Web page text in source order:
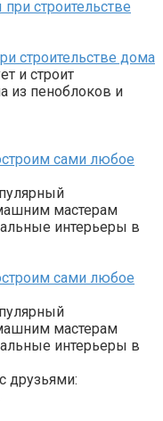
строительстве дома
и строит
из пеноблоков и
сами любое
мастерам
интерьеры в
сами любое
мастерам
интерьеры в
друзьями: